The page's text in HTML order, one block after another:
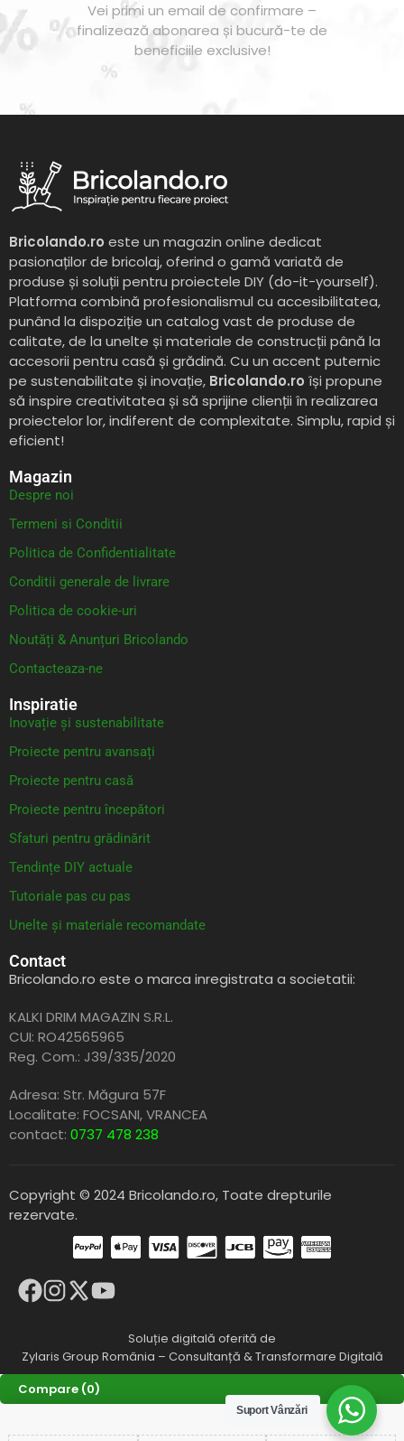
Vei primi un email de confirmare –
finalizează abonarea și bucură-te de
beneficiile exclusive!
Bricolando.ro este un magazin online dedicat
pasionaților de bricolaj, oferind o gamă variată de
produse și soluții pentru proiectele DIY (do-it-yourself).
Platforma combină profesionalismul cu accesibilitatea,
punând la dispoziție un catalog vast de produse de
calitate, de la unelte și materiale de construcții până la
accesorii pentru casă și grădină. Cu un accent puternic
pe sustenabilitate și inovație, Bricolando.ro își propune
să inspire creativitatea și să sprijine clienții în realizarea
proiectelor lor, indiferent de complexitate. Simplu, rapid și
eficient!
Magazin
Despre noi
Termeni si Conditii
Politica de Confidentialitate
Conditii generale de livrare
Politica de cookie-uri
Noutăți & Anunțuri Bricolando
Contacteaza-ne
Inspiratie
Inovație și sustenabilitate
Proiecte pentru avansați
Proiecte pentru casă
Proiecte pentru începători
Sfaturi pentru grădinărit
Tendințe DIY actuale
Tutoriale pas cu pas
Unelte și materiale recomandate
Contact
Bricolando.ro este o marca inregistrata a societatii:
KALKI DRIM MAGAZIN S.R.L.
CUI: RO42565965
Reg. Com.: J39/335/2020
Adresa: Str. Măgura 57F
Localitate: FOCSANI,VRANCEA
contact: 0737 478 238
Copyright © 2024 Bricolando.ro, Toate drepturile
rezervate.
Soluție digitală oferită de
Zylaris Group România – Consultanță & Transformare Digitală
Suport Vânzări
Compare (0)